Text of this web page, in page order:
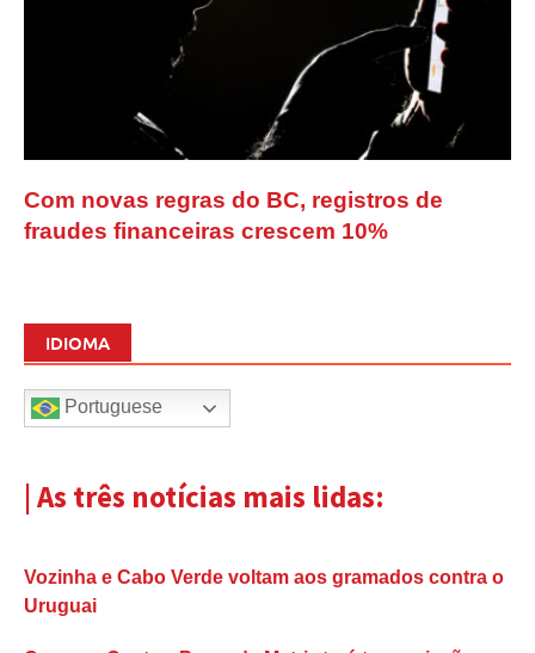
Com novas regras do BC, registros de
fraudes financeiras crescem 10%
IDIOMA
Portuguese
| As três notícias mais lidas:
Vozinha e Cabo Verde voltam aos gramados contra o
Uruguai